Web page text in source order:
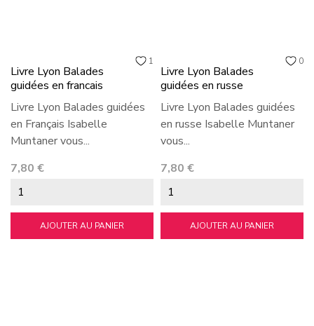
1
Livre Lyon Balades
guidées en francais
Livre Lyon Balades guidées
en Français Isabelle
Muntaner vous...
Prix
7,80 €
AJOUTER AU PANIER
0
Livre Lyon Balades
guidées en russe
Livre Lyon Balades guidées
en russe Isabelle Muntaner
vous...
Prix
7,80 €
AJOUTER AU PANIER